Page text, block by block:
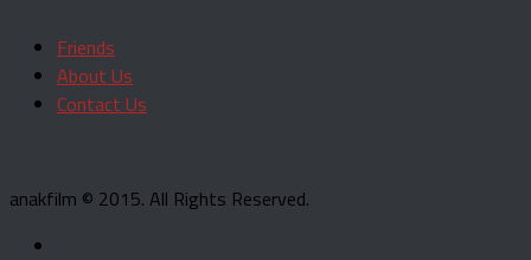
Friends
About Us
Contact Us
anakfilm © 2015. All Rights Reserved.